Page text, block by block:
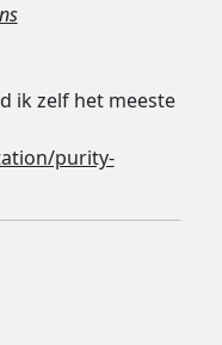
ik zelf het meeste
purity-